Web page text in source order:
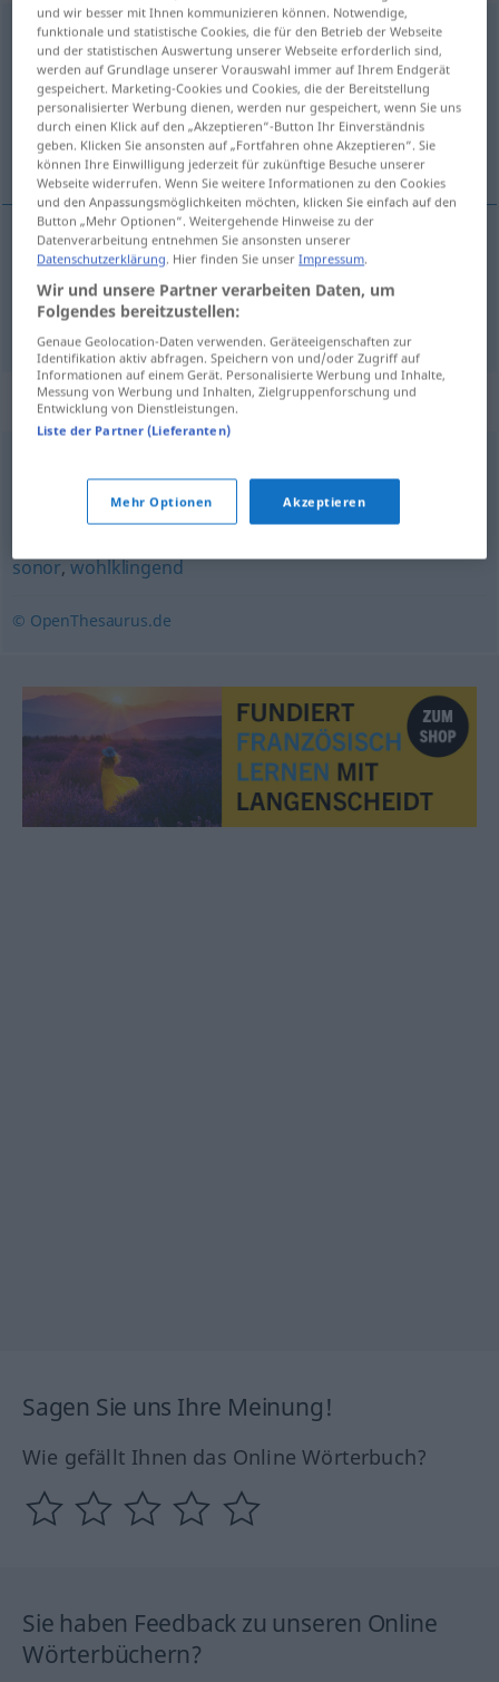
klangvolladj
Übersicht aller Übersetzungen
(Für mehr Details die Übersetzung anklicken/antippen)
sonore, qui sonne bien
sonore klangvoll
qui sonnebien klangvoll
Synonyme für "klangvoll"
hochfliegend,erhaben,ausdrucksvoll,hochmütig
feierlich,festlich pathetisch
sonor,wohlklingend
© OpenThesaurus.de
Sagen Sie uns Ihre Meinung!
Wie gefällt Ihnen das Online Wörterbuch?
Sie haben Feedback zu unseren Online
Wörterbüchern?
und wir besser mit Ihnen kommunizieren können. Notwendige,
funktionale und statistische Cookies, die für den Betrieb der Webseite
und der statistischen Auswertung unserer Webseite erforderlich sind,
werden auf Grundlage unserer Vorauswahl immer auf Ihrem Endgerät
gespeichert. Marketing-Cookies und Cookies, die der Bereitstellung
personalisierter Werbung dienen, werden nur gespeichert, wenn Sie uns
durch einen Klick auf den „Akzeptieren“-Button Ihr Einverständnis
geben. Klicken Sie ansonsten auf „Fortfahren ohne Akzeptieren“. Sie
können Ihre Einwilligung jederzeit für zukünftige Besuche unserer
Webseite widerrufen. Wenn Sie weitere Informationen zu den Cookies
und den Anpassungsmöglichkeiten möchten, klicken Sie einfach auf den
Button „Mehr Optionen“. Weitergehende Hinweise zu der
Datenverarbeitung entnehmen Sie ansonsten unserer
Datenschutzerklärung . Hier finden Sie unserImpressum
Wir und unsere Partner verarbeiten Daten, um
Folgendes bereitzustellen:
Genaue Geolocation-Daten verwenden. Geräteeigenschaften zur
Identifikation aktiv abfragen. Speichern von und/oder Zugriff auf
Informationen auf einem Gerät. Personalisierte Werbung und Inhalte,
Messung von Werbung und Inhalten, Zielgruppenforschung und
Entwicklung von Dienstleistungen.
Liste der Partner (Lieferanten)
Mehr Optionen Akzeptieren